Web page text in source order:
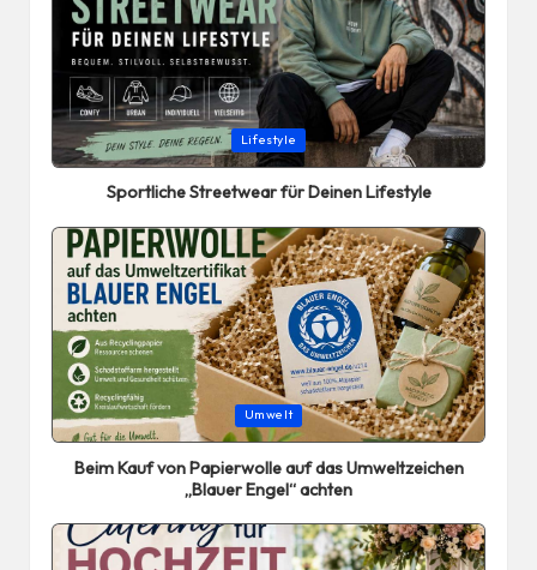
Posted
in
Lifestyle
Sportliche Streetwear für Deinen Lifestyle
Posted
in
Umwelt
Beim Kauf von Papierwolle auf das Umweltzeichen
„Blauer Engel“ achten